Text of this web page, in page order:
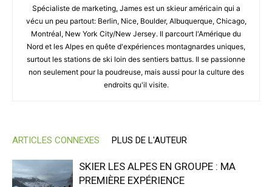
Spécialiste de marketing, James est un skieur américain qui a
vécu un peu partout: Berlin, Nice, Boulder, Albuquerque, Chicago,
Montréal, New York City/New Jersey. Il parcourt l'Amérique du
Nord et les Alpes en quête d'expériences montagnardes uniques,
surtout les stations de ski loin des sentiers battus. Il se passionne
non seulement pour la poudreuse, mais aussi pour la culture des
endroits qu'il visite.
ARTICLES CONNEXES PLUS DE L'AUTEUR
SKIER LES ALPES EN GROUPE : MA
PREMIÈRE EXPÉRIENCE